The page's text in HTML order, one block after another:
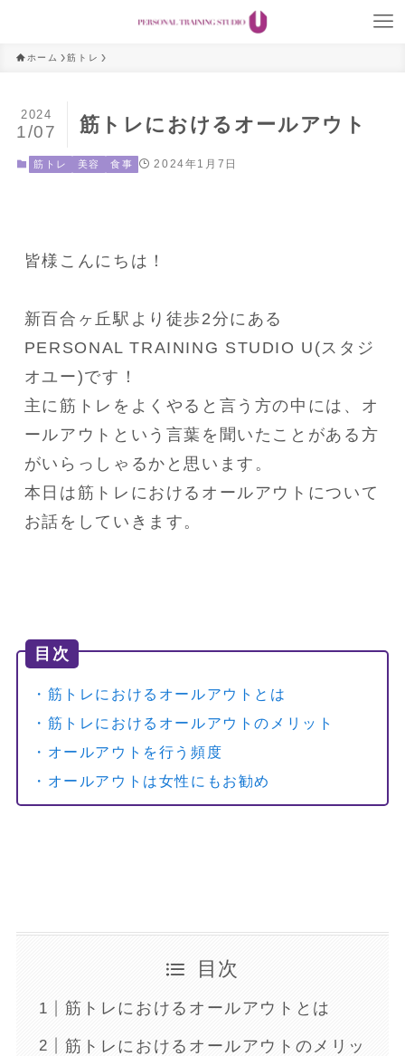
ホーム 筋トレ
筋トレにおけるオールアウト
2024
1/07
筋トレ 美容 食事 2024年1月7日
皆様こんにちは！
新百合ヶ丘駅より徒歩2分にある
PERSONAL TRAINING STUDIO U(スタジ
オユー)です！
主に筋トレをよくやると言う方の中には、オ
ールアウトという言葉を聞いたことがある方
がいらっしゃるかと思います。
本日は筋トレにおけるオールアウトについて
お話をしていきます。
目次
・筋トレにおけるオールアウトとは
・筋トレにおけるオールアウトのメリット
・オールアウトを行う頻度
・オールアウトは女性にもお勧め
目次
筋トレにおけるオールアウトとは
筋トレにおけるオールアウトのメリッ